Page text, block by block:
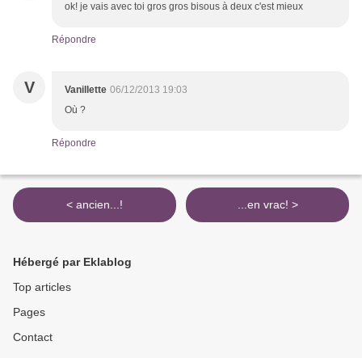
ok! je vais avec toi gros gros bisous à deux c'est mieux
Répondre
V Vanillette 06/12/2013 19:03
Où ?
Répondre
< ancien...! ...en vrac! >
Hébergé par Eklablog
Top articles
Pages
Contact